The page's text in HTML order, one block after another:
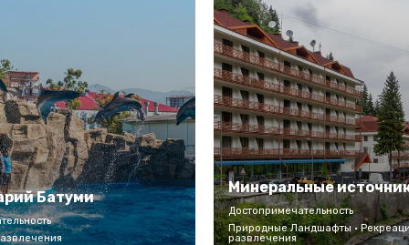
Батуми
Минеральные
Достопримечательность
Природные Ландшафты ·
развлечения